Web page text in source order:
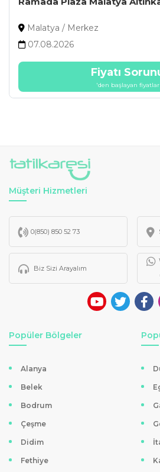
Malatya / Merkez
07.08.2026
Fiyatı
'den başlayan
Müşteri Hizmetleri
0(850) 850 52 73
Biz Sizi Arayalım
Popüler Bölgeler
Alanya
Belek
Bodrum
Çeşme
Didim
Fethiye